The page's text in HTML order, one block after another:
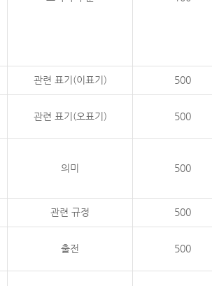
관련 표기(이표기) 500
관련 표기(오표기) 500
의미 500
관련 규정 500
출전 500